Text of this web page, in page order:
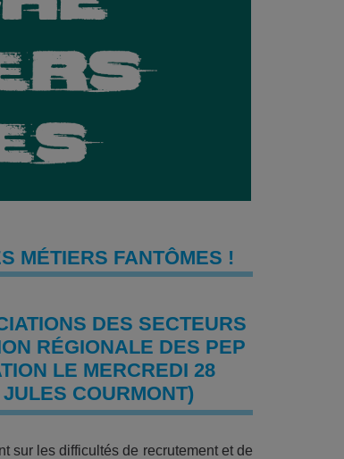
MÉTIERS FANTÔMES !
DES SECTEURS
RÉGIONALE DES PEP
LE MERCREDI 28
COURMONT)
sur les difficultés de recrutement et de